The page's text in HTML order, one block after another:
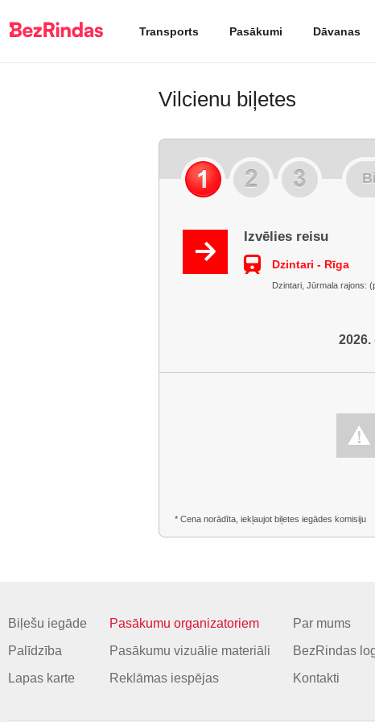
Transports Pasākumi Dāvanas
Vilcienu biļetes
Izvēlies reisu
Dzintari - Rīga
Dzintari, Jūrmala rajons:
* Cena norādīta, iekļaujot biļetes iegādes komisiju
Biļešu iegāde
Palīdzība
Lapas karte
Pasākumu organizatoriem
Pasākumu vizuālie materiāli
Reklāmas iespējas
Par mums
BezRindas
Kontakti